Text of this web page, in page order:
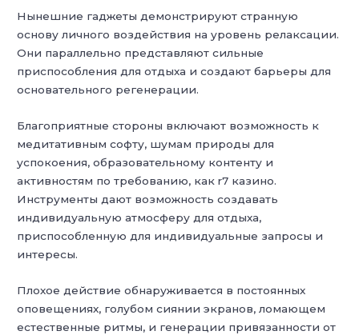
Нынешние гаджеты демонстрируют странную
основу личного воздействия на уровень релаксации.
Они параллельно представляют сильные
приспособления для отдыха и создают барьеры для
основательного регенерации.
Благоприятные стороны включают возможность к
медитативным софту, шумам природы для
успокоения, образовательному контенту и
активностям по требованию, как r7 казино.
Инструменты дают возможность создавать
индивидуальную атмосферу для отдыха,
приспособленную для индивидуальные запросы и
интересы.
Плохое действие обнаруживается в постоянных
оповещениях, голубом сиянии экранов, ломающем
естественные ритмы, и генерации привязанности от